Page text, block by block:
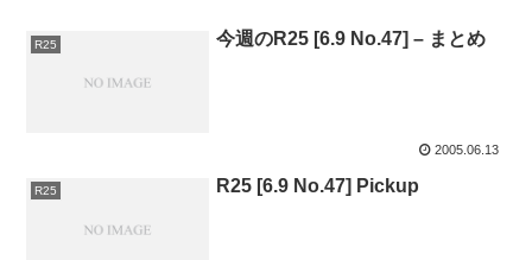
R25 今週のR25 [6.9 No.47] – まとめ
2005.06.13
R25 R25 [6.9 No.47] Pickup